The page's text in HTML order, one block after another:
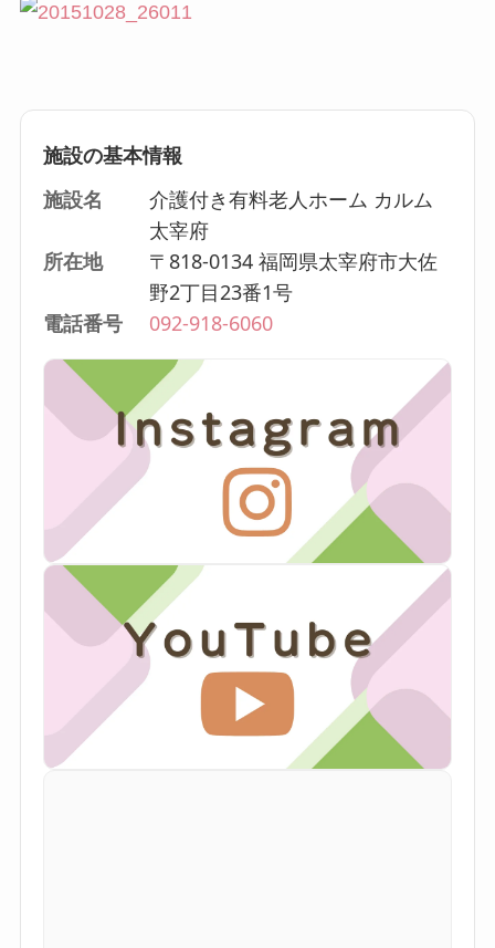
施設の基本情報
施設名
介護付き有料老人ホーム カルム
太宰府
所在地
〒818-0134 福岡県太宰府市大佐
野2丁目23番1号
電話番号
092-918-6060